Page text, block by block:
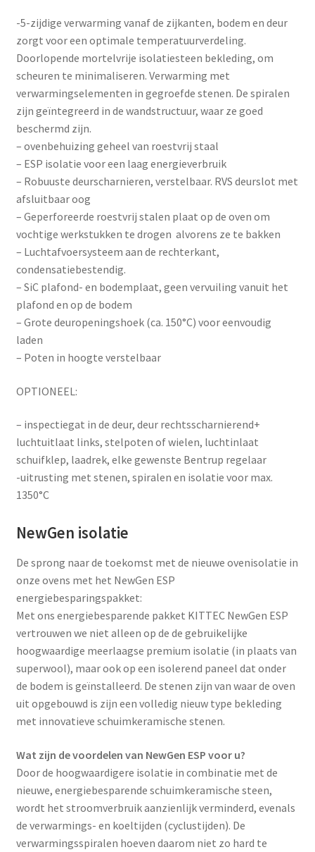
-5-zijdige verwarming vanaf de zijkanten, bodem en deur
zorgt voor een optimale temperatuurverdeling.
Doorlopende mortelvrije isolatiesteen bekleding, om
scheuren te minimaliseren. Verwarming met
verwarmingselementen in gegroefde stenen. De spiralen
zijn geïntegreerd in de wandstructuur, waar ze goed
beschermd zijn.
– ovenbehuizing geheel van roestvrij staal
– ESP isolatie voor een laag energieverbruik
– Robuuste deurscharnieren, verstelbaar. RVS deurslot met
afsluitbaar oog
– Geperforeerde roestvrij stalen plaat op de oven om
vochtige werkstukken te drogen alvorens ze te bakken
– Luchtafvoersysteem aan de rechterkant,
condensatiebestendig.
– SiC plafond- en bodemplaat, geen vervuiling vanuit het
plafond en op de bodem
– Grote deuropeningshoek (ca. 150°C) voor eenvoudig
laden
– Poten in hoogte verstelbaar
OPTIONEEL:
– inspectiegat in de deur, deur rechtsscharnierend+
luchtuitlaat links, stelpoten of wielen, luchtinlaat
schuifklep, laadrek, elke gewenste Bentrup regelaar
-uitrusting met stenen, spiralen en isolatie voor max.
1350°C
NewGen isolatie
De sprong naar de toekomst met de nieuwe ovenisolatie in
onze ovens met het NewGen ESP
energiebesparingspakket:
Met ons energiebesparende pakket KITTEC NewGen ESP
vertrouwen we niet alleen op de de gebruikelijke
hoogwaardige meerlaagse premium isolatie (in plaats van
superwool), maar ook op een isolerend paneel dat onder
de bodem is geïnstalleerd. De stenen zijn van waar de oven
uit opgebouwd is zijn een volledig nieuw type bekleding
met innovatieve schuimkeramische stenen.
Wat zijn de voordelen van NewGen ESP voor u?
Door de hoogwaardigere isolatie in combinatie met de
nieuwe, energiebesparende schuimkeramische steen,
wordt het stroomverbruik aanzienlijk verminderd, evenals
de verwarmings- en koeltijden (cyclustijden). De
verwarmingsspiralen hoeven daarom niet zo hard te